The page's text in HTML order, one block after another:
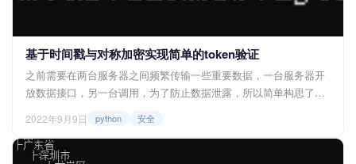
基于时间戳与对称加密实现简单的token验证
之前需要在两台服务器之间频繁传输一些重要数据，一台服务器开
放数据接口，另一台调用，为了防止数据泄露，所以简单构思了一
base64和密码表来完成，为对称加密。那么下面就带来python的具
体实现步骤。 思路一览 采用对称加密解密，即调用数据端按照顺
2022年9月9日 python 安全